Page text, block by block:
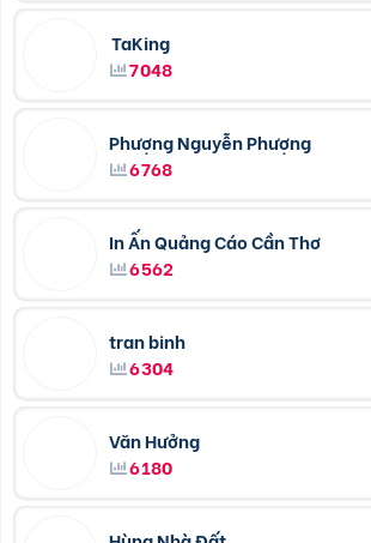
TaKing
7048
Phượng Nguyễn Phượng
6768
In Ấn Quảng Cáo Cần Thơ
6562
tran binh
6304
Văn Hưởng
6180